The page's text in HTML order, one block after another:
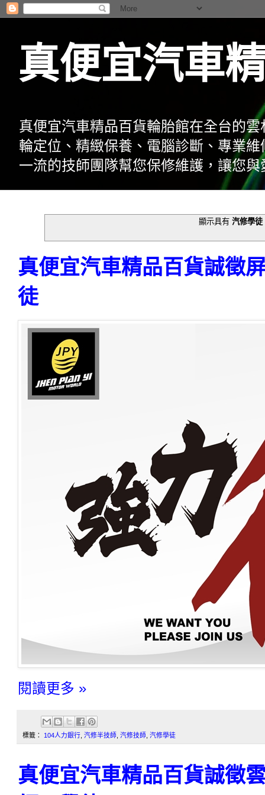
真便宜汽車
真便宜汽車精品百貨輪胎館在全台的
輪定位、精緻保養、電腦診斷、專業
一流的技師團隊幫您保修維護，讓您
顯示具有汽修學徒
真便宜汽車精品百貨誠徵
徒
閱讀更多 »
標籤： 104人力銀行 汽修半技師 汽修技師 汽修學徒
真便宜汽車精品百貨誠徵